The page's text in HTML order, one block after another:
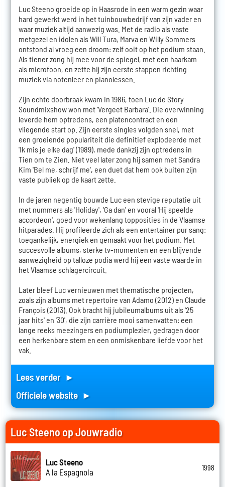
Luc Steeno groeide op in Haasrode in een warm gezin waar
hard gewerkt werd in het tuinbouwbedrijf van zijn vader en
waar muziek altijd aanwezig was. Met de radio als vaste
metgezel en idolen als Will Tura, Marva en Willy Sommers
ontstond al vroeg een droom: zelf ooit op het podium staan.
Als tiener zong hij mee voor de spiegel, met een haarkam
als microfoon, en zette hij zijn eerste stappen richting
muziek via notenleer en pianolessen.
Zijn echte doorbraak kwam in 1986, toen Luc de Story
Soundmixshow won met 'Vergeet Barbara'. Die overwinning
leverde hem optredens, een platencontract en een
vliegende start op. Zijn eerste singles volgden snel, met
een groeiende populariteit die definitief explodeerde met
'Ik mis je elke dag' (1989), mede dankzij zijn optredens in
Tien om te Zien. Niet veel later zong hij samen met Sandra
Kim 'Bel me, schrijf me', een duet dat hem ook buiten zijn
vaste publiek op de kaart zette.
In de jaren negentig bouwde Luc een stevige reputatie uit
met nummers als 'Holiday', 'Ga dan' en vooral 'Hij speelde
accordeon', goed voor wekenlang topposities in de Vlaamse
hitparades. Hij profileerde zich als een entertainer pur sang:
toegankelijk, energiek en gemaakt voor het podium. Met
succesvolle albums, sterke tv-momenten en een blijvende
aanwezigheid op talloze podia werd hij een vaste waarde in
het Vlaamse schlagercircuit.
Later bleef Luc vernieuwen met thematische projecten,
zoals zijn albums met repertoire van Adamo (2012) en Claude
François (2013). Ook bracht hij jubileumalbums uit als '25
jaar hits' en '30', die zijn carrière mooi samenvatten: een
lange reeks meezingers en podiumplezier, gedragen door
een herkenbare stem en een onmiskenbare liefde voor het
vak.
Lees verder ►
Officiele website ►
Luc Steeno op Jouwradio
Luc Steeno
A la Espagnola
1998